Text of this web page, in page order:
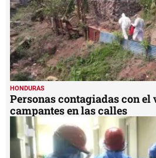
HONDURAS
Personas contagiadas con
campantes en las calles